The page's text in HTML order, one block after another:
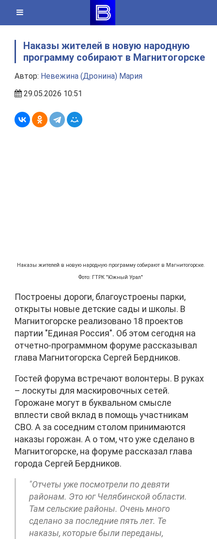
content
Наказы жителей в новую народную
программу собирают в Магнитогорске
Автор: Невежина (Дронина) Мария
29.05.2026 10:51
Наказы жителей в новую народную программу собирают в Магнитогорске.
Фото: ГТРК "Южный Урал"
Построены дороги, благоустроены парки,
открыты новые детские сады и школы. В
Магнитогорске реализовано 18 проектов
партии "Единая Россия". Об этом сегодня на
отчетно-программном форуме рассказывал
глава Магнитогорска Сергей Бердников.
Гостей форума встречают волонтеры. В руках
– лоскуты для маскировочных сетей.
Горожане могут в буквальном смысле
вплести свой вклад в помощь участникам
СВО. А за соседним столом принимаются
наказы горожан. А о том, что уже сделано в
Магнитогорске, на форуме рассказал глава
города Сергей Бердников.
"Отчеты уже посмотрели по девяти
районам. Это юг Челябинской области.
Там сельские районы. Очень много
сделано за последние пять лет. Те
наказы, которые были переданы,